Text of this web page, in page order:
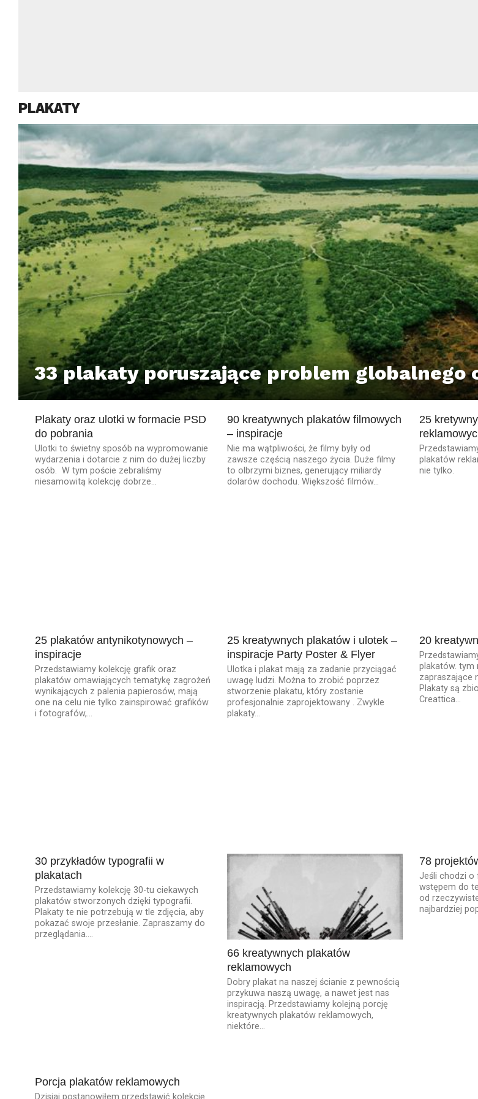
PLAKATY
33 plakaty poruszające problem globalnego
Plakaty oraz ulotki w formacie PSD
do pobrania
Ulotki to świetny sposób na wypromowanie
wydarzenia i dotarcie z nim do dużej liczby
osób. W tym poście zebraliśmy
niesamowitą kolekcję dobrze...
90 kreatywnych plakatów filmowych
– inspiracje
Nie ma wątpliwości, że filmy były od
zawsze częścią naszego życia. Duże filmy
to olbrzymi biznes, generujący miliardy
dolarów dochodu. Większość filmów...
25
plakatów
nie tylko.
25 plakatów antynikotynowych –
inspiracje
Przedstawiamy kolekcję grafik oraz
plakatów omawiających tematykę zagrożeń
wynikających z palenia papierosów, mają
one na celu nie tylko zainspirować grafików
i fotografów,...
25 kreatywnych plakatów i ulotek –
inspiracje Party Poster & Flyer
Ulotka i plakat mają za zadanie przyciągać
uwagę ludzi. Można to zrobić poprzez
stworzenie plakatu, który zostanie
profesjonalnie zaprojektowany . Zwykle
plakaty...
20
plakatów. tym
zapraszające
Plakaty są
Creattica...
30 przykładów typografii w
plakatach
Przedstawiamy kolekcję 30-tu ciekawych
plakatów stworzonych dzięki typografii.
Plakaty te nie potrzebują w tle zdjęcia, aby
pokazać swoje przesłanie. Zapraszamy do
przeglądania....
66 kreatywnych plakatów
reklamowych
Dobry plakat na naszej ścianie z pewnością
przykuwa naszą uwagę, a nawet jest nas
inspiracją. Przedstawiamy kolejną porcję
kreatywnych plakatów reklamowych,
niektóre...
78
Jeśli chodzi o
wstępem do
od
najbardziej
Porcja plakatów reklamowych
Dzisiaj postanowiłem przedstawić kolekcję